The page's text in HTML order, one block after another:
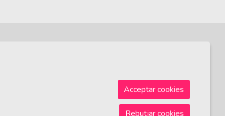
Acceptar cookies
Rebutjar cookies